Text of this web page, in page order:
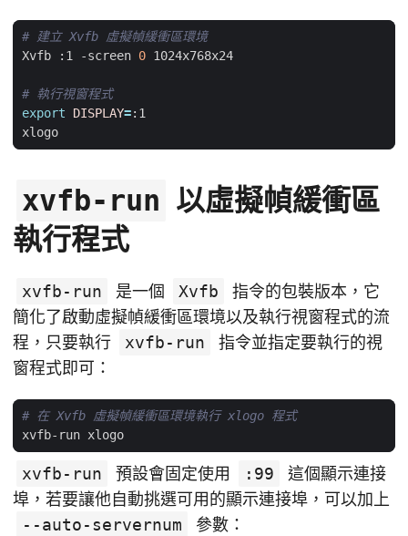
# 建立 Xvfb 虛擬幀緩衝區環境
Xvfb :1 -screen 0
# 執行視窗程式
export
DISPLAY=
xvfb-run 以虛擬幀緩衝區
執行程式
xvfb-run 是一個 Xvfb
指令的包裝版本，它
簡化了啟動虛擬幀緩衝區環境以及執行視窗程式的流
程，只要執行
xvfb-run
指令並指定要執行的視
窗程式即可：
# 在 Xvfb 虛擬幀緩衝區環境執行 xlogo 程式
xvfb-run 預設會固定使用 :99
這個顯示連接
埠，若要讓他自動挑選可用的顯示連接埠，可以加上
--auto-servernum
參數：